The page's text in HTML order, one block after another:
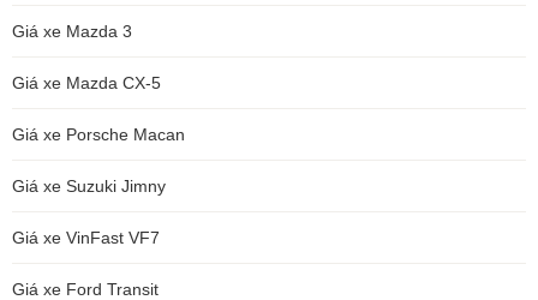
Giá xe Mazda 3
Giá xe Mazda CX-5
Giá xe Porsche Macan
Giá xe Suzuki Jimny
Giá xe VinFast VF7
Giá xe Ford Transit